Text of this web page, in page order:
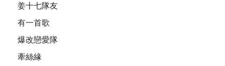
姜十七隊友
有一首歌
爆改戀愛隊
牽絲緣